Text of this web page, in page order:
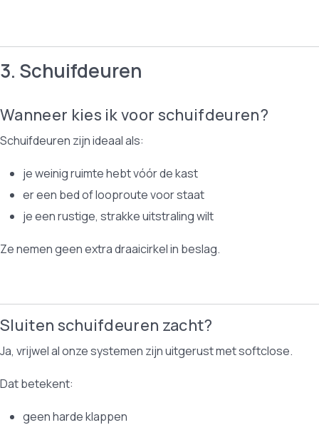
3. Schuifdeuren
Wanneer kies ik voor schuifdeuren?
Schuifdeuren zijn ideaal als:
je weinig ruimte hebt vóór de kast
er een bed of looproute voor staat
je een rustige, strakke uitstraling wilt
Ze nemen geen extra draaicirkel in beslag.
Sluiten schuifdeuren zacht?
Ja, vrijwel al onze systemen zijn uitgerust met softclose.
Dat betekent:
geen harde klappen